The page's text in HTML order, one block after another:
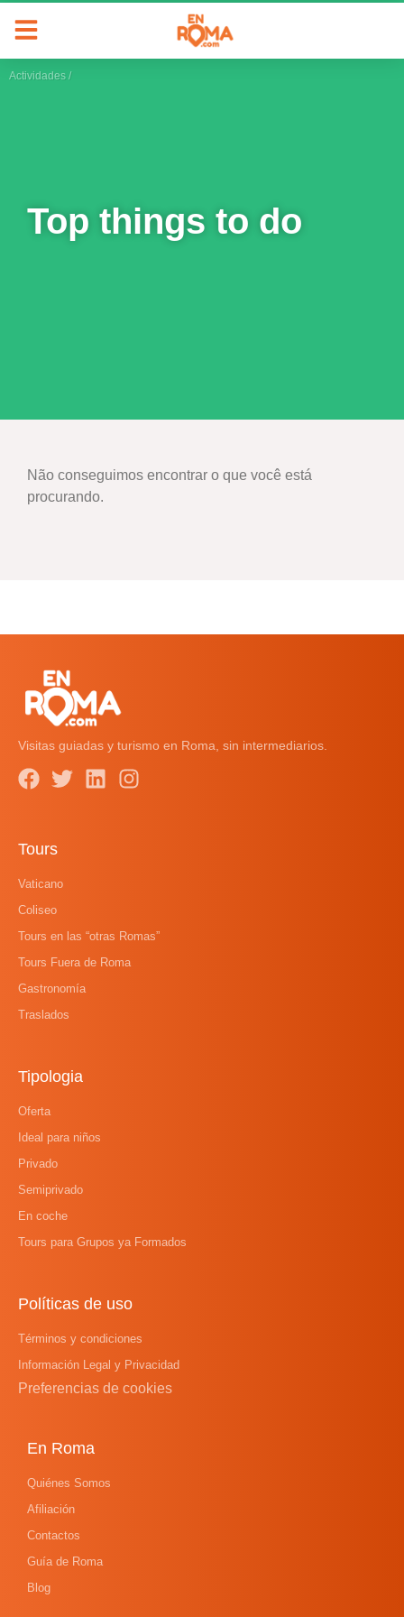
Actividades /
Top things to do
Não conseguimos encontrar o que você está
procurando.
Visitas guiadas y turismo en Roma, sin intermediarios.
Tours
Vaticano
Coliseo
Tours en las “otras Romas”
Tours Fuera de Roma
Gastronomía
Traslados
Tipologia
Oferta
Ideal para niños
Privado
Semiprivado
En coche
Tours para Grupos ya Formados
Políticas de uso
Términos y condiciones
Información Legal y Privacidad
Preferencias de cookies
En Roma
Quiénes Somos
Afiliación
Contactos
Guía de Roma
Blog